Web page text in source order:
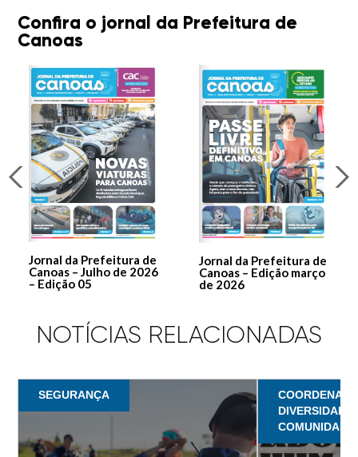
Confira o jornal da Prefeitura de
Canoas
Jornal da Prefeitura de
Canoas – Julho de 2026
– Edição 05
Jornal da Prefeitura de
Canoas – Edição março
de 2026
NOTÍCIAS RELACIONADAS
SEGURANÇA